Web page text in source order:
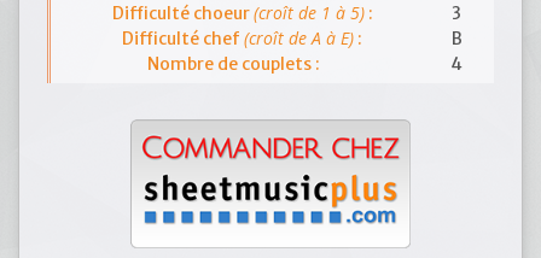
Difficulté choeur(croît de 1 à 5):
3
Difficulté chef(croît de A à E) :
B
Nombre de couplets :
4